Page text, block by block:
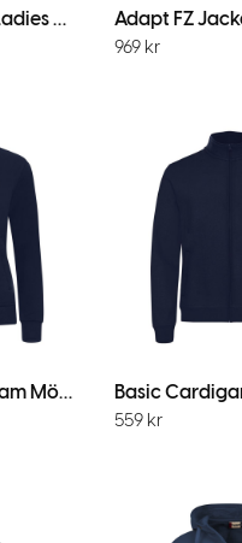
Adapt FZ Jacket Ladies Dark Navy
969 kr
Basic Cardigan Dam Mörk Marin
559 kr